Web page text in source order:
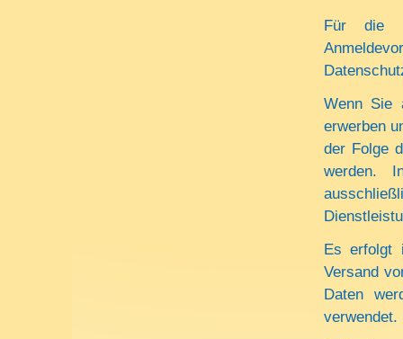
Für die
Wenn Sie
erwerben
der Folge
werden.
Es erfolgt
Versand
Daten
verwendet.